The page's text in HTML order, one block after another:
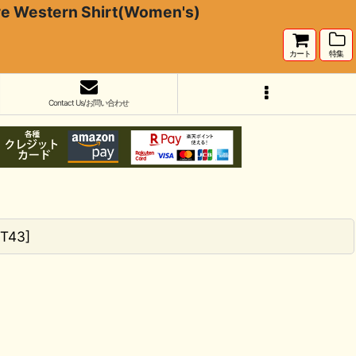
Western Shirt(Women's)
カート 特集
Contact Us/お問い合わせ
]